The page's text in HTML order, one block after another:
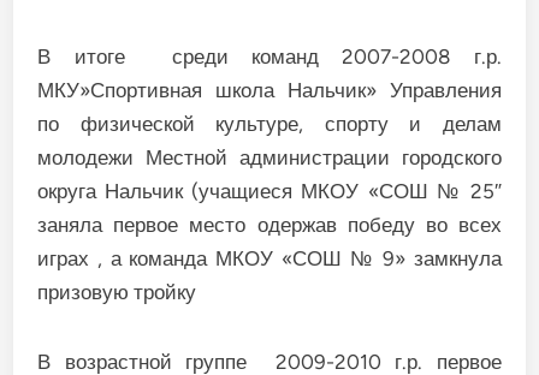
В итоге среди команд 2007-2008 г.р.
МКУ»Спортивная школа Нальчик» Управления
по физической культуре, спорту и делам
молодежи Местной администрации городского
округа Нальчик (учащиеся МКОУ «СОШ № 25″
заняла первое место одержав победу во всех
играх , а команда МКОУ «СОШ № 9» замкнула
призовую тройку
В возрастной группе 2009-2010 г.р. первое